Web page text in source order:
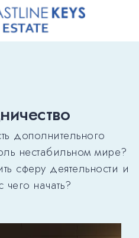
дополнительного
нестабильном мире?
сферу деятельности и
чего начать?